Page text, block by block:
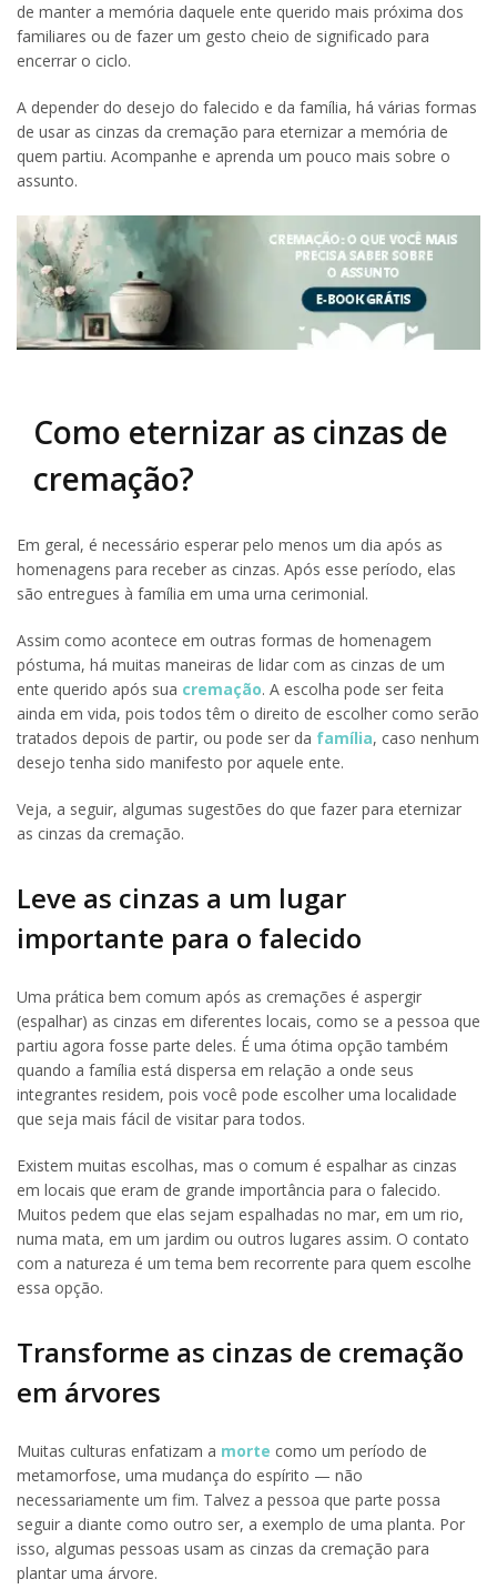
de manter a memória daquele ente querido mais próxima dos
familiares ou de fazer um gesto cheio de significado para
encerrar o ciclo.
A depender do desejo do falecido e da família, há várias formas
de usar as cinzas da cremação para eternizar a memória de
quem partiu. Acompanhe e aprenda um pouco mais sobre o
assunto.
Como eternizar as cinzas de
cremação?
Em geral, é necessário esperar pelo menos um dia após as
homenagens para receber as cinzas. Após esse período, elas
são entregues à família em uma urna cerimonial.
Assim como acontece em outras formas de homenagem
póstuma, há muitas maneiras de lidar com as cinzas de um
ente querido após sua cremação. A escolha pode ser feita
ainda em vida, pois todos têm o direito de escolher como serão
tratados depois de partir, ou pode ser da família, caso nenhum
desejo tenha sido manifesto por aquele ente.
Veja, a seguir, algumas sugestões do que fazer para eternizar
as cinzas da cremação.
Leve as cinzas a um lugar
importante para o falecido
Uma prática bem comum após as cremações é aspergir
(espalhar) as cinzas em diferentes locais, como se a pessoa que
partiu agora fosse parte deles. É uma ótima opção também
quando a família está dispersa em relação a onde seus
integrantes residem, pois você pode escolher uma localidade
que seja mais fácil de visitar para todos.
Existem muitas escolhas, mas o comum é espalhar as cinzas
em locais que eram de grande importância para o falecido.
Muitos pedem que elas sejam espalhadas no mar, em um rio,
numa mata, em um jardim ou outros lugares assim. O contato
com a natureza é um tema bem recorrente para quem escolhe
essa opção.
Transforme as cinzas de cremação
em árvores
Muitas culturas enfatizam a morte como um período de
metamorfose, uma mudança do espírito — não
necessariamente um fim. Talvez a pessoa que parte possa
seguir a diante como outro ser, a exemplo de uma planta. Por
isso, algumas pessoas usam as cinzas da cremação para
plantar uma árvore.